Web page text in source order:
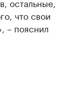
остальные,
что свои
– пояснил